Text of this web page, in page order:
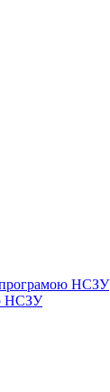
програмою НСЗУ
НСЗУ